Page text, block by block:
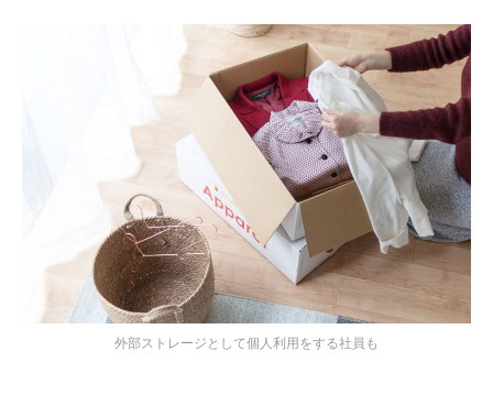
外部ストレージとして個人利用をする社員も